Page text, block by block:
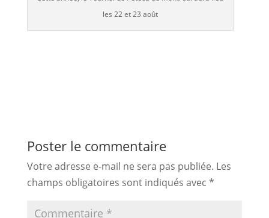
les 22 et 23 août
Poster le commentaire
Votre adresse e-mail ne sera pas publiée. Les
champs obligatoires sont indiqués avec *